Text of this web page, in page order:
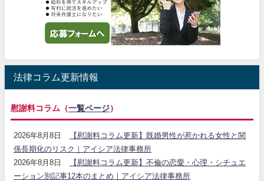
法律コラム更新情報
慰謝料コラム（一覧ページ）
2026年8月8日
【慰謝料コラム更新】既婚男性が惹かれる女性と関
係長期化のリスク｜アイシア法律事務所
2026年8月8日
【慰謝料コラム更新】不倫の恋愛・心理・シチュエ
ーション別記事12本のまとめ｜アイシア法律事務所